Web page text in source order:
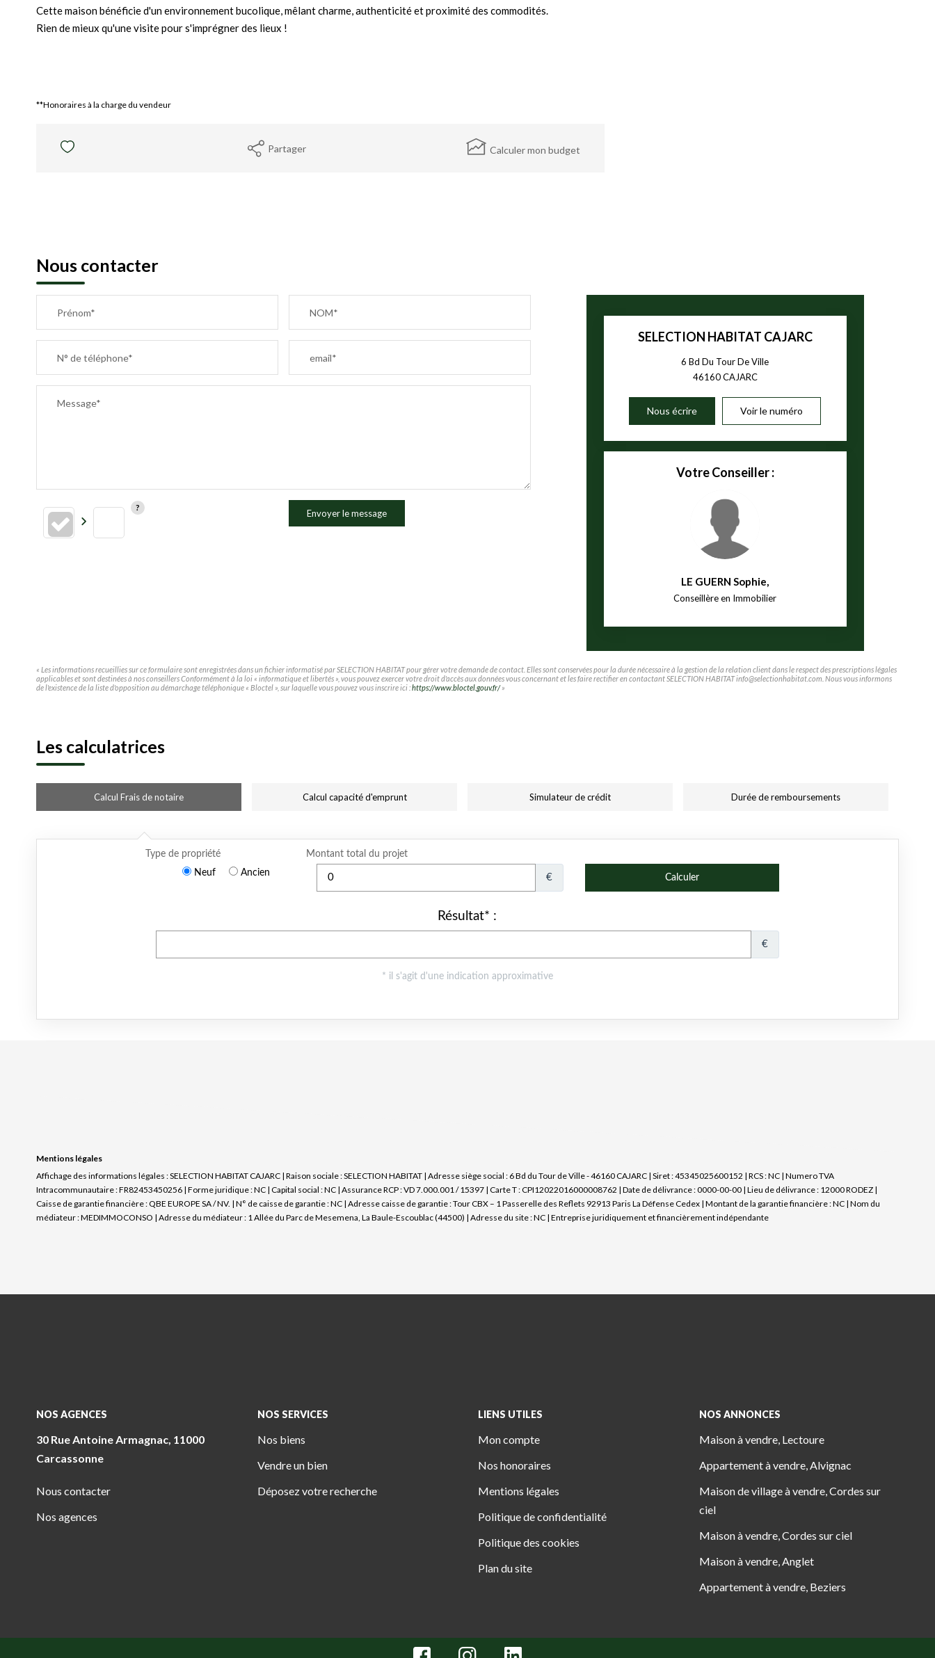
Cette maison bénéficie d'un environnement bucolique, mêlant charme, authenticité et proximité des commodités.
Rien de mieux qu'une visite pour s'imprégner des lieux !
**Honoraires à la charge du vendeur
Partager Calculer mon budget
Nous contacter
Prénom* NOM*
N° de téléphone* email*
Message*
Envoyer le message
SELECTION HABITAT CAJARC
6 Bd Du Tour De Ville
46160CAJARC
Nous écrire Voir le numéro
Votre Conseiller :
LE GUERN Sophie,
Conseillère en Immobilier
« Les informations recueillies sur ce formulaire sont enregistrées dans un fichier informatisé par SELECTION HABITAT pour gérer votre demande de contact. Elles sont conservées pour la durée nécessaire à la gestion de la relation client dans le respect des prescriptions légales
applicables et sont destinées à nos conseillers Conformément à la loi « informatique et libertés », vous pouvez exercer votre droit d'accès aux données vous concernant et les faire rectifier en contactant SELECTION HABITAT info@selectionhabitat.com. Nous vous informons
de l'existence de la liste d'opposition au démarchage téléphonique « Bloctel », sur laquelle vous pouvez vous inscrire ici :https://www.bloctel.gouv.fr/»
Les calculatrices
Calcul Frais de notaire Calcul capacité d'emprunt Simulateur de crédit Durée de remboursements
Mentions légales
Affichage des informations légales : SELECTION HABITAT CAJARC | Raison sociale : SELECTION HABITAT | Adresse siège social : 6 Bd du Tour de Ville - 46160 CAJARC | Siret : 45345025600152 | RCS : NC | Numero TVA
Intracommunautaire : FR82453450256 | Forme juridique : NC | Capital social : NC | Assurance RCP : VD 7.000.001 / 15397 | Carte T : CPI12022016000008762 | Date de délivrance : 0000-00-00 | Lieu de délivrance : 12000 RODEZ |
Caisse de garantie financière : QBE EUROPE SA / NV. | N° de caisse de garantie : NC | Adresse caisse de garantie : Tour CBX – 1 Passerelle des Reflets 92913 Paris La Défense Cedex | Montant de la garantie financière : NC | Nom du
médiateur : MEDIMMOCONSO | Adresse du médiateur : 1 Allée du Parc de Mesemena, La Baule-Escoublac (44500) | Adresse du site : NC | Entreprise juridiquement et financièrement indépendante
NOS AGENCES
30 Rue Antoine Armagnac, 11000
Carcassonne
4 Pl. Jeanne Ramel-Cals, 81170 Cordes-
Sur-Ciel
Nous contacter
Nos agences
NOS SERVICES
Nos biens
Vendre un bien
Déposez votre recherche
LIENS UTILES
Mon compte
Nos honoraires
Mentions légales
Politique de confidentialité
Politique des cookies
Plan du site
NOS ANNONCES
Maison à vendre, Lectoure
Appartement à vendre, Alvignac
Maison de village à vendre, Cordes sur
ciel
Maison à vendre, Cordes sur ciel
Maison à vendre, Anglet
Appartement à vendre, Beziers